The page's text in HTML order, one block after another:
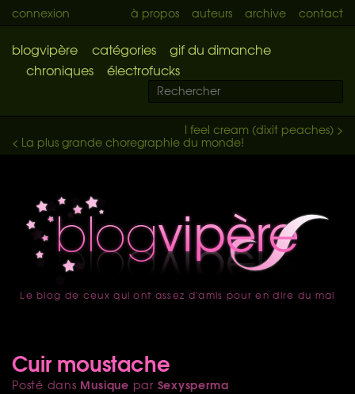
connexion à propos auteurs archive contact
blogvipère catégories
gif du dimanche
chroniques
électrofucks
I feel cream (dixit peaches) >
< La plus grande choregraphie du monde!
accueil
Le blog de ceux qui ont assez d'amis pour en dire du mal
Cuir moustache
Posté dans Musique par Sexysperma